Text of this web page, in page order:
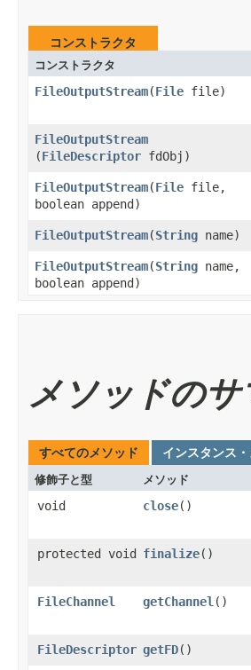
コンストラクタ
コンストラクタ
FileOutputStream​(File file)
FileOutputStream
(FileDescriptor fdObj)
FileOutputStream​(File file,
boolean append)
FileOutputStream​(String name)
FileOutputStream​(String name,
boolean append)
メソッドのサ
すべてのメソッド インスタンス
修飾子と型 メソッド
void close()
protected void finalize()
FileChannel
getChannel ()
FileDescriptor getFD()